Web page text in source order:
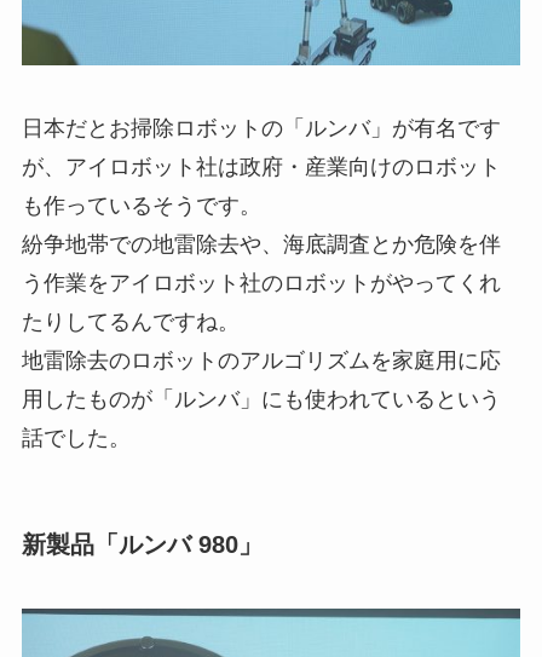
日本だとお掃除ロボットの「ルンバ」が有名です
が、アイロボット社は政府・産業向けのロボット
も作っているそうです。
紛争地帯での地雷除去や、海底調査とか危険を伴
う作業をアイロボット社のロボットがやってくれ
たりしてるんですね。
地雷除去のロボットのアルゴリズムを家庭用に応
用したものが「ルンバ」にも使われているという
話でした。
新製品「ルンバ 980」